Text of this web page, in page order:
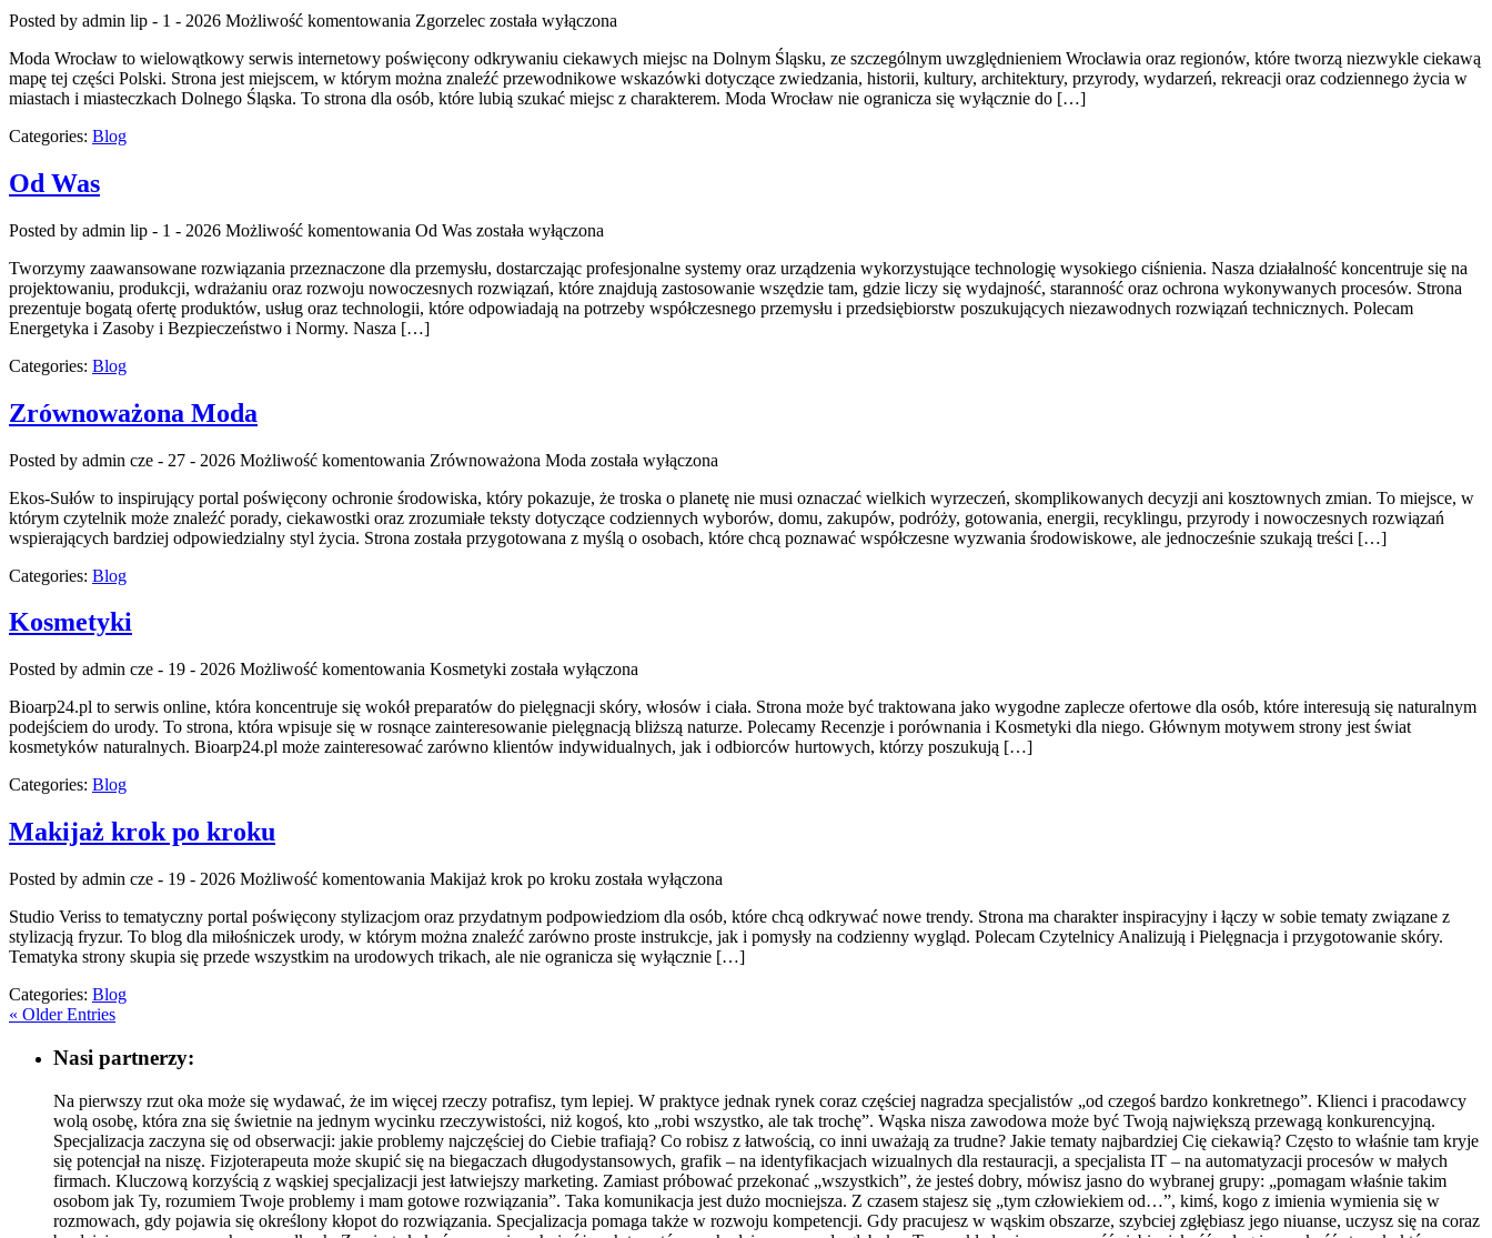
Posted by admin lip - 1 - 2026 Możliwość komentowania Zgorzelec została wyłączona
Moda Wrocław to wielowątkowy serwis internetowy poświęcony odkrywaniu ciekawych miejsc na Dolnym Śląsku, ze szczególnym uwzględnieniem Wrocławia oraz regionów, które tworzą niezwykle ciekawą
mapę tej części Polski. Strona jest miejscem, w którym można znaleźć przewodnikowe wskazówki dotyczące zwiedzania, historii, kultury, architektury, przyrody, wydarzeń, rekreacji oraz codziennego życia w
miastach i miasteczkach Dolnego Śląska. To strona dla osób, które lubią szukać miejsc z charakterem. Moda Wrocław nie ogranicza się wyłącznie do […]
Categories: Blog
Od Was
Posted by admin lip - 1 - 2026 Możliwość komentowania Od Was została wyłączona
Tworzymy zaawansowane rozwiązania przeznaczone dla przemysłu, dostarczając profesjonalne systemy oraz urządzenia wykorzystujące technologię wysokiego ciśnienia. Nasza działalność koncentruje się na
projektowaniu, produkcji, wdrażaniu oraz rozwoju nowoczesnych rozwiązań, które znajdują zastosowanie wszędzie tam, gdzie liczy się wydajność, staranność oraz ochrona wykonywanych procesów. Strona
prezentuje bogatą ofertę produktów, usług oraz technologii, które odpowiadają na potrzeby współczesnego przemysłu i przedsiębiorstw poszukujących niezawodnych rozwiązań technicznych. Polecam
Energetyka i Zasoby i Bezpieczeństwo i Normy. Nasza […]
Categories: Blog
Zrównoważona Moda
Posted by admin cze - 27 - 2026 Możliwość komentowania Zrównoważona Moda została wyłączona
Ekos-Sułów to inspirujący portal poświęcony ochronie środowiska, który pokazuje, że troska o planetę nie musi oznaczać wielkich wyrzeczeń, skomplikowanych decyzji ani kosztownych zmian. To miejsce, w
którym czytelnik może znaleźć porady, ciekawostki oraz zrozumiałe teksty dotyczące codziennych wyborów, domu, zakupów, podróży, gotowania, energii, recyklingu, przyrody i nowoczesnych rozwiązań
wspierających bardziej odpowiedzialny styl życia. Strona została przygotowana z myślą o osobach, które chcą poznawać współczesne wyzwania środowiskowe, ale jednocześnie szukają treści […]
Categories: Blog
Kosmetyki
Posted by admin cze - 19 - 2026 Możliwość komentowania Kosmetyki została wyłączona
Bioarp24.pl to serwis online, która koncentruje się wokół preparatów do pielęgnacji skóry, włosów i ciała. Strona może być traktowana jako wygodne zaplecze ofertowe dla osób, które interesują się naturalnym
podejściem do urody. To strona, która wpisuje się w rosnące zainteresowanie pielęgnacją bliższą naturze. Polecamy Recenzje i porównania i Kosmetyki dla niego. Głównym motywem strony jest świat
kosmetyków naturalnych. Bioarp24.pl może zainteresować zarówno klientów indywidualnych, jak i odbiorców hurtowych, którzy poszukują […]
Categories: Blog
Makijaż krok po kroku
Posted by admin cze - 19 - 2026 Możliwość komentowania Makijaż krok po kroku została wyłączona
Studio Veriss to tematyczny portal poświęcony stylizacjom oraz przydatnym podpowiedziom dla osób, które chcą odkrywać nowe trendy. Strona ma charakter inspiracyjny i łączy w sobie tematy związane z
stylizacją fryzur. To blog dla miłośniczek urody, w którym można znaleźć zarówno proste instrukcje, jak i pomysły na codzienny wygląd. Polecam Czytelnicy Analizują i Pielęgnacja i przygotowanie skóry.
Tematyka strony skupia się przede wszystkim na urodowych trikach, ale nie ogranicza się wyłącznie […]
Categories: Blog
« Older Entries
Nasi partnerzy:
Na pierwszy rzut oka może się wydawać, że im więcej rzeczy potrafisz, tym lepiej. W praktyce jednak rynek coraz częściej nagradza specjalistów „od czegoś bardzo konkretnego”. Klienci i pracodawcy
wolą osobę, która zna się świetnie na jednym wycinku rzeczywistości, niż kogoś, kto „robi wszystko, ale tak trochę”. Wąska nisza zawodowa może być Twoją największą przewagą konkurencyjną.
Specjalizacja zaczyna się od obserwacji: jakie problemy najczęściej do Ciebie trafiają? Co robisz z łatwością, co inni uważają za trudne? Jakie tematy najbardziej Cię ciekawią? Często to właśnie tam kryje
się potencjał na niszę. Fizjoterapeuta może skupić się na biegaczach długodystansowych, grafik – na identyfikacjach wizualnych dla restauracji, a specjalista IT – na automatyzacji procesów w małych
firmach. Kluczową korzyścią z wąskiej specjalizacji jest łatwiejszy marketing. Zamiast próbować przekonać „wszystkich”, że jesteś dobry, mówisz jasno do wybranej grupy: „pomagam właśnie takim
osobom jak Ty, rozumiem Twoje problemy i mam gotowe rozwiązania”. Taka komunikacja jest dużo mocniejsza. Z czasem stajesz się „tym człowiekiem od…”, kimś, kogo z imienia wymienia się w
rozmowach, gdy pojawia się określony kłopot do rozwiązania. Specjalizacja pomaga także w rozwoju kompetencji. Gdy pracujesz w wąskim obszarze, szybciej zgłębiasz jego niuanse, uczysz się na coraz